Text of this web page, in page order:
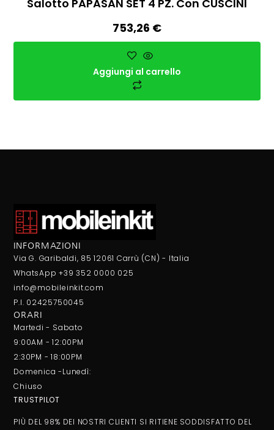
Salotto PAPASAN SET 4 PZ. Con CUSCINI
753,26 €
Aggiungi al carrello
INFORMAZIONI
Via G. Garibaldi, 85 12061 Carrù (CN) - Italia
WhatsApp +39 352 0000 025
info@mobileinkit.com
P.I. 02425750045
ORARI
Martedi - Sabato
9:00AM - 12:00PM
2:30PM - 18:00PM
Domenica -Lunedì:
Chiuso
TRUSTPILOT
PIÙ DEL 98% DEI NOSTRI CLIENTI SI RITIENE SODDISFATTO DEL